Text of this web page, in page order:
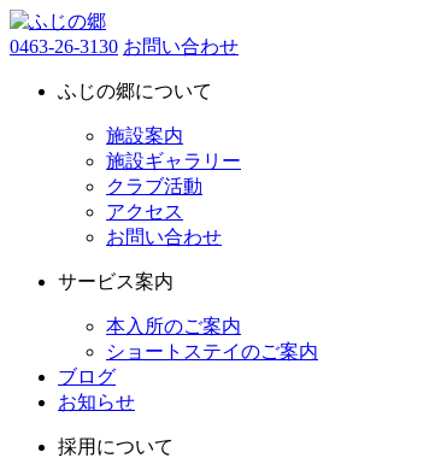
0463-26-3130 お問い合わせ
ふじの郷について
施設案内
施設ギャラリー
クラブ活動
アクセス
お問い合わせ
サービス案内
本入所のご案内
ショートステイのご案内
ブログ
お知らせ
採用について